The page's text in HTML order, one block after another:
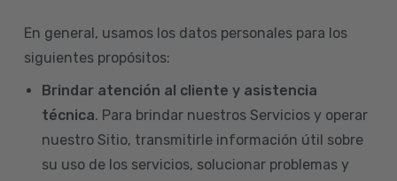
En general, usamos los datos personales para los
siguientes propósitos:
Brindar atención al cliente y asistencia
técnica. Para brindar nuestros Servicios y operar
nuestro Sitio, transmitirle información útil sobre
su uso de los servicios, solucionar problemas y